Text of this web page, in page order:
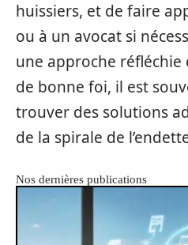
huissiers, et de faire
ou à un avocat si
une approche
de bonne foi, il est
trouver des solutions
de la spirale de
Nos dernières publications